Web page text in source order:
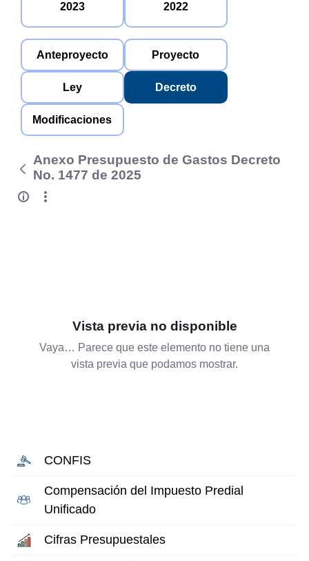
2023 2022
Anteproyecto Proyecto
Ley Decreto
Modificaciones
Anexo Presupuesto de Gastos Decreto
No. 1477 de 2025
Vista previa no disponible
Vaya… Parece que este elemento no tiene una
vista previa que podamos mostrar.
CONFIS
Compensación del Impuesto Predial
Unificado
Cifras Presupuestales